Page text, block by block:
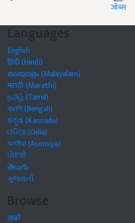
जॉब्स
Languages
English
हिंदी (Hindi)
മലയാളം (Malayalam)
मराठी (Marathi)
தமிழ் (Tamil)
বাঙালি (Bengali)
ಕನ್ನಡ (Kannada)
ଓଡିଆ (Odia)
অসমীয়া (Asomiya)
ਪੰਜਾਬੀ
తెలుగు
ગુજરાતી
Browse
खबरें